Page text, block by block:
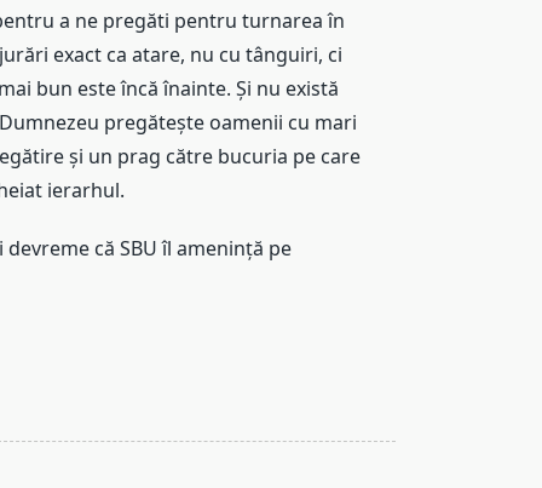
a ne pregăti pentru turnarea în
exact ca atare, nu cu tânguiri, ci
bun este încă înainte. Și nu există
pregătește oamenii cu mari
și un prag către bucuria pe care
ierarhul.
că SBU îl amenință pe